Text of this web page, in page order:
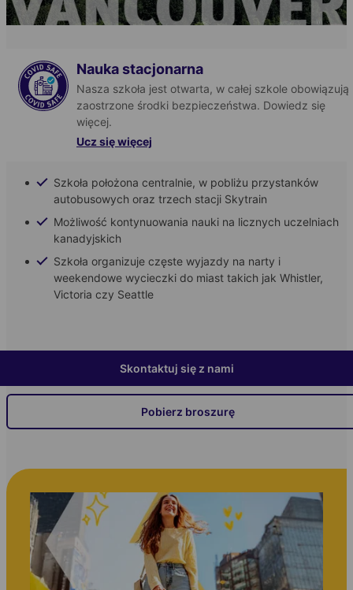
Nauka stacjonarna
Nasza szkoła jest otwarta, w całej szkole obowiązują
zaostrzone środki bezpieczeństwa. Dowiedz się
więcej.
Ucz się więcej
Dowiedz się więcej
Szkoła położona centralnie, w pobliżu przystanków
autobusowych oraz trzech stacji Skytrain
Możliwość kontynuowania nauki na licznych uczelniach
kanadyjskich
Szkoła organizuje częste wyjazdy na narty i
weekendowe wycieczki do miast takich jak Whistler,
Victoria czy Seattle
Skontaktuj się z nami
Pobierz broszurę